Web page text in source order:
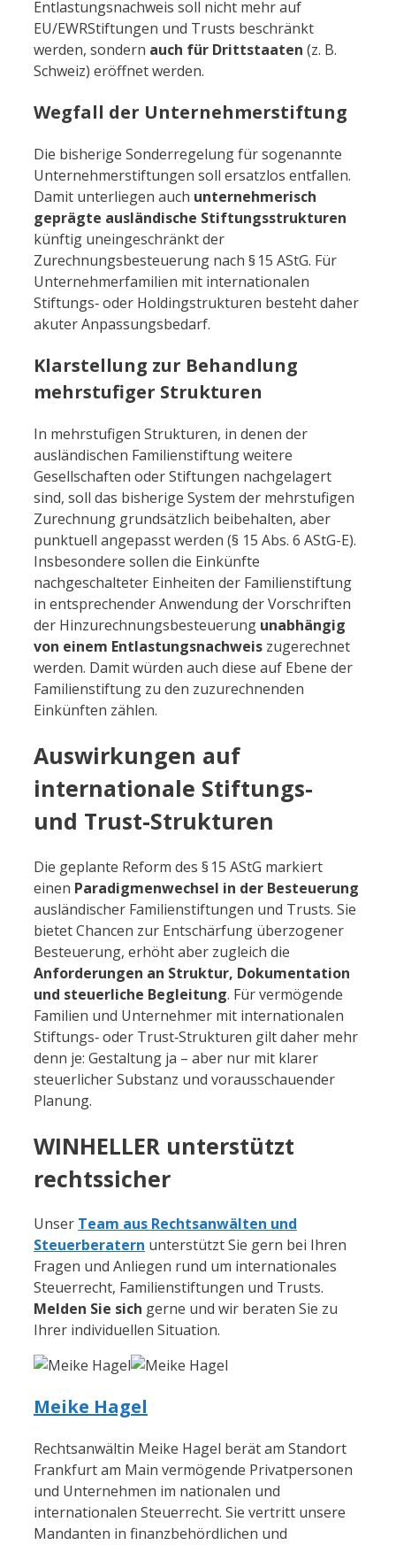
Entlastungsnachweis soll nicht mehr auf
EU/EWRStiftungen und Trusts beschränkt
werden, sondern auch für Drittstaaten (z. B.
Schweiz) eröffnet werden.
Wegfall der Unternehmerstiftung
Die bisherige Sonderregelung für sogenannte
Unternehmerstiftungen soll ersatzlos entfallen.
Damit unterliegen auch unternehmerisch
geprägte ausländische Stiftungsstrukturen
künftig uneingeschränkt der
Zurechnungsbesteuerung nach § 15 AStG. Für
Unternehmerfamilien mit internationalen
Stiftungs‑ oder Holdingstrukturen besteht daher
akuter Anpassungsbedarf.
Klarstellung zur Behandlung
mehrstufiger Strukturen
In mehrstufigen Strukturen, in denen der
ausländischen Familienstiftung weitere
Gesellschaften oder Stiftungen nachgelagert
sind, soll das bisherige System der mehrstufigen
Zurechnung grundsätzlich beibehalten, aber
punktuell angepasst werden (§ 15 Abs. 6 AStG-E).
Insbesondere sollen die Einkünfte
nachgeschalteter Einheiten der Familienstiftung
in entsprechender Anwendung der Vorschriften
der Hinzurechnungsbesteuerung unabhängig
von einem Entlastungsnachweis zugerechnet
werden. Damit würden auch diese auf Ebene der
Familienstiftung zu den zuzurechnenden
Einkünften zählen.
Auswirkungen auf
internationale Stiftungs-
und Trust-Strukturen
Die geplante Reform des § 15 AStG markiert
einen Paradigmenwechsel in der Besteuerung
ausländischer Familienstiftungen und Trusts. Sie
bietet Chancen zur Entschärfung überzogener
Besteuerung, erhöht aber zugleich die
Anforderungen an Struktur, Dokumentation
und steuerliche Begleitung. Für vermögende
Familien und Unternehmer mit internationalen
Stiftungs‑ oder Trust‑Strukturen gilt daher mehr
denn je: Gestaltung ja – aber nur mit klarer
steuerlicher Substanz und vorausschauender
Planung.
WINHELLER unterstützt
rechtssicher
Unser Team aus Rechtsanwälten und
Steuerberatern unterstützt Sie gern bei Ihren
Fragen und Anliegen rund um internationales
Steuerrecht, Familienstiftungen und Trusts.
Melden Sie sich gerne und wir beraten Sie zu
Ihrer individuellen Situation.
Meike Hagel
Rechtsanwältin Meike Hagel berät am Standort
Frankfurt am Main vermögende Privatpersonen
und Unternehmen im nationalen und
internationalen Steuerrecht. Sie vertritt unsere
Mandanten in finanzbehördlichen und